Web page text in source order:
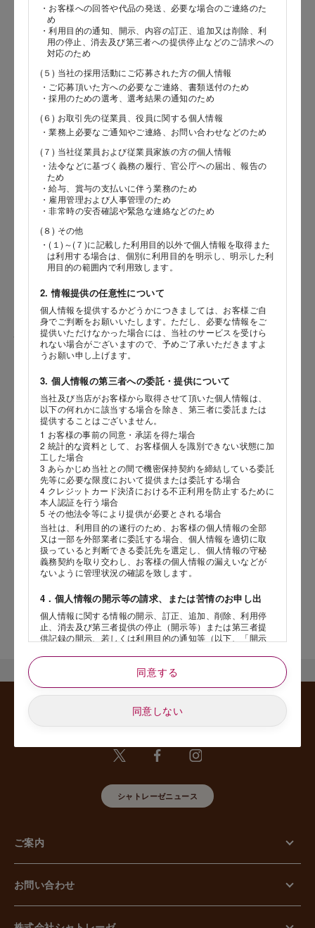
・お客様への回答や代品の発送、必要な場合のご連絡のた
め
・利用目的の通知、開示、内容の訂正、追加又は削除、利
用の停止、消去及び第三者への提供停止などのご請求への
対応のため
(５) 当社の採用活動にご応募された方の個人情報
・ご応募頂いた方への必要なご連絡、書類送付のため
・採用のための選考、選考結果の通知のため
(６) お取引先の従業員、役員に関する個人情報
・業務上必要なご通知やご連絡、お問い合わせなどのため
(７) 当社従業員および従業員家族の方の個人情報
・法令などに基づく義務の履行、官公庁への届出、報告の
ため
・給与、賞与の支払いに伴う業務のため
・雇用管理および人事管理のため
・非常時の安否確認や緊急な連絡などのため
(８) その他
・(１)～(７)に記載した利用目的以外で個人情報を取得また
は利用する場合は、個別に利用目的を明示し、明示した利
用目的の範囲内で利用致します。
2. 情報提供の任意性について
個人情報を提供するかどうかにつきましては、お客様ご自
身でご判断をお願いいたします。ただし、必要な情報をご
提供いただけなかった場合には、当社のサービスを受けら
れない場合がございますので、予めご了承いただきますよ
うお願い申し上げます。
3. 個人情報の第三者への委託・提供について
当社及び当店がお客様から取得させて頂いた個人情報は、
以下の何れかに該当する場合を除き、第三者に委託または
提供することはございません。
1 お客様の事前の同意・承諾を得た場合
2 統計的な資料として、お客様個人を識別できない状態に加
工した場合
3 あらかじめ当社との間で機密保持契約を締結している委託
先等に必要な限度において提供または委託する場合
4 クレジットカード決済における不正利用を防止するために
本人認証を行う場合
5 その他法令等により提供が必要とされる場合
当社は、利用目的の遂行のため、お客様の個人情報の全部
又は一部を外部業者に委託する場合、個人情報を適切に取
扱っていると判断できる委託先を選定し、個人情報の守秘
義務契約を取り交わし、お客様の個人情報の漏えいなどが
ないように管理状況の確認を致します。
4．個人情報の開示等の請求、または苦情のお申し出
個人情報に関する情報の開示、訂正、追加、削除、利用停
止、消去及び第三者提供の停止（開示等）または第三者提
供記録の開示、若しくは利用目的の通知等（以下、「開示
のお申し出があった場合には、請求者がご本人であること
あるいは正式な代理人として認められる方であることを確
な期間と範囲内で対応させていただきます。
5. 個人情報の安全管理のために講じた措置について
に以下の措置をしております。
【組織的安全管理措置】
用、個人情報の取扱い状況を確認する手段の整備、漏えい
等事案に対応する体制の整備、取扱い状況の把握及び安全
管理措置の見直し等に関して、必要な措置を講じていま
個人情報の取扱いに関する留意事項について、従業員に定
持に関する事項を含む誓約書を取得しております。
【物理的安全管理措置】
個人情報を取り扱う区域の管理、機器及び電子媒体等の盗
難等の防止、電子媒体等を持ち運ぶ場合の漏えい等の防
て、必要な措置を講じています。
同意する
同意しない
郵便番号
都道府県
市区郡
番地以降
生年月日
年
店舗サービスに関するお問い合わせにつきましては、内容欄に『店
舗名』を記載いただけますと幸いです。
シャトレーゼニュース
ご案内
お問い合わせ
岳や末広がりを意味す
やつ時」という意味を込
。雄大な八ヶ岳山麓の自
れる、こだわりのスイー
海外 Overseas shops
Indonesia
Malaysia
Hong Kong
UAE
Thailand
Vietnam